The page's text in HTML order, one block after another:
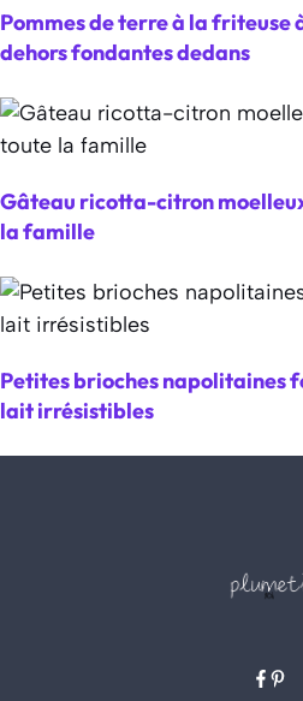
Pommes de terre à la friteuse
dehors fondantes dedans
Gâteau ricotta-citron
la famille
Petites brioches napolitaines
lait irrésistibles